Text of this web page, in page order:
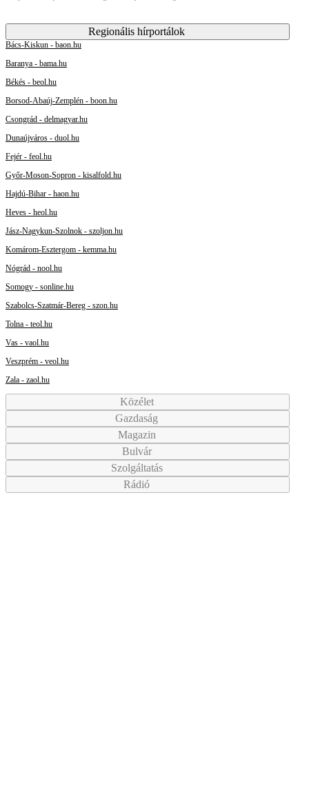
Regionális hírportálok
Bács-Kiskun - baon.hu
Baranya - bama.hu
Békés - beol.hu
Borsod-Abaúj-Zemplén - boon.hu
Csongrád - delmagyar.hu
Dunaújváros - duol.hu
Fejér - feol.hu
Győr-Moson-Sopron - kisalfold.hu
Hajdú-Bihar - haon.hu
Heves - heol.hu
Jász-Nagykun-Szolnok - szoljon.hu
Komárom-Esztergom - kemma.hu
Nógrád - nool.hu
Somogy - sonline.hu
Szabolcs-Szatmár-Bereg - szon.hu
Tolna - teol.hu
Vas - vaol.hu
Veszprém - veol.hu
Zala - zaol.hu
Közélet
Gazdaság
Magazin
Bulvár
Szolgáltatás
Rádió